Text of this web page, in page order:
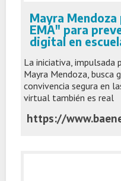
Mayra
EMA" para
digital en
La iniciativa, impulsada
Mayra Mendoza, busca
convivencia segura en
virtual también es real